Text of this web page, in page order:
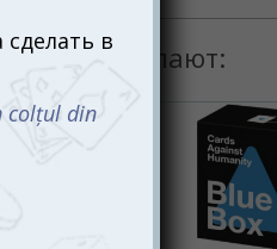
покупают: